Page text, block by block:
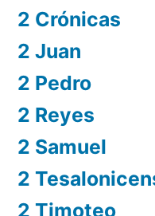
2 Crónicas
2 Juan
2 Pedro
2 Reyes
2 Samuel
2
2 Timoteo